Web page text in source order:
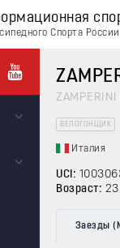
Спорта России
ВЕЛОГОНЩИК
Италия
UCI:
Возраст: 23
Заезды